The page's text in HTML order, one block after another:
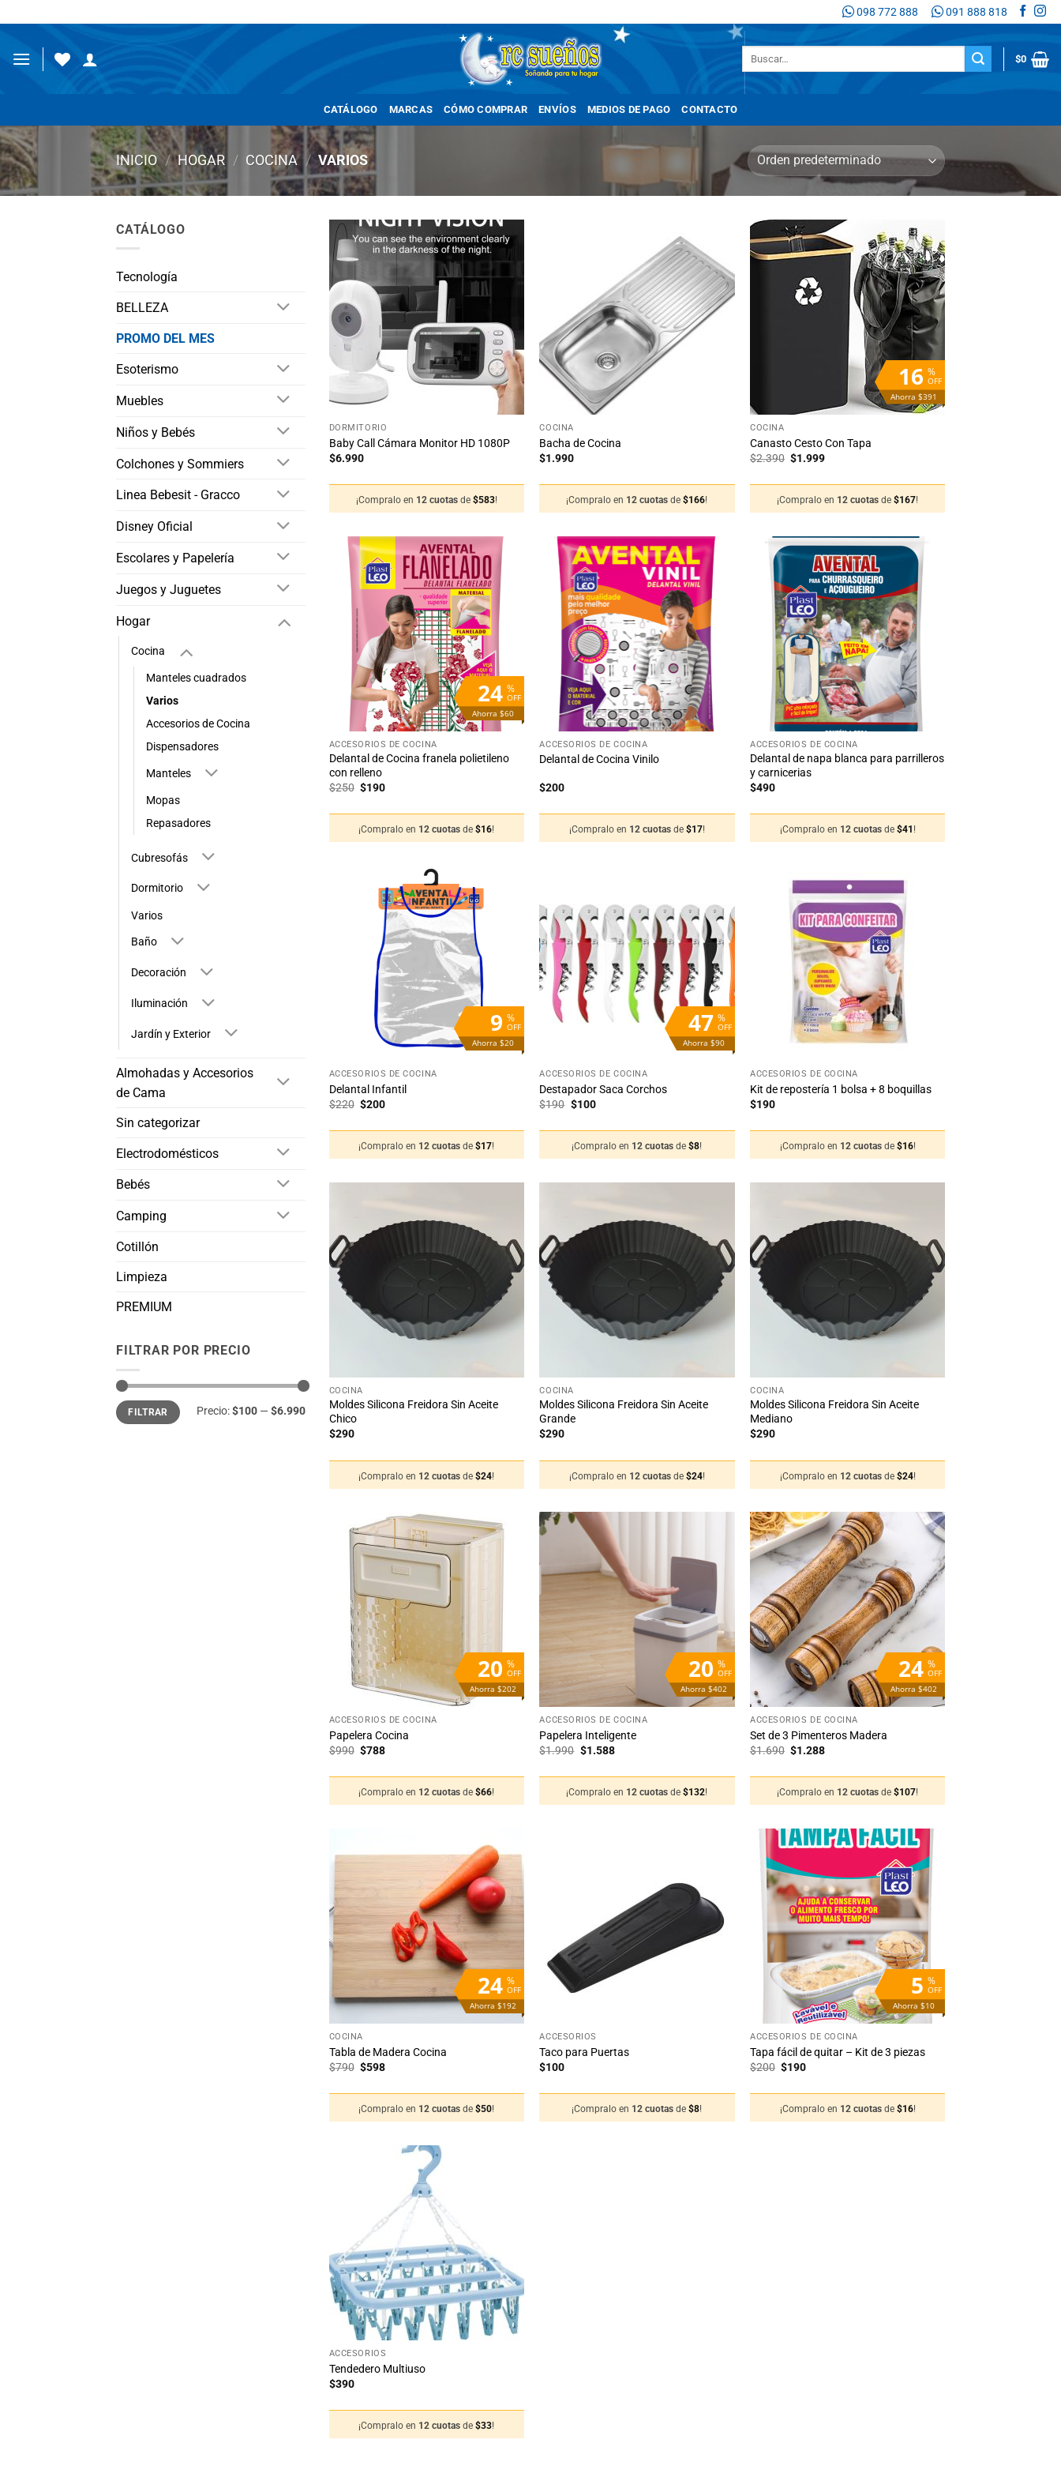
al
contenido
098 772 888 091 888 818
$0
CATÁLOGO MARCAS CÓMO COMPRAR ENVÍOS MEDIOS DE PAGO CONTACTO
INICIO / HOGAR / COCINA / VARIOS
CATÁLOGO
Tecnología
BELLEZA
PROMO DEL MES
Esoterismo
Muebles
Niños y Bebés
Colchones y Sommiers
Linea Bebesit - Gracco
Disney Oficial
Escolares y Papelería
Juegos y Juguetes
Hogar
Cocina
Manteles cuadrados
Varios
Accesorios de Cocina
Dispensadores
Manteles
Mopas
Repasadores
Cubresofás
Dormitorio
Varios
Baño
Decoración
Iluminación
Jardín y Exterior
Almohadas y Accesorios
de Cama
Sin categorizar
Electrodomésticos
Bebés
Camping
Cotillón
Limpieza
PREMIUM
FILTRAR POR PRECIO
Precio
mínimo
Precio
máximo
FILTRAR Precio:$100 — $6.990
Añadir
a la
DORMITORIO
Baby Call Cámara Monitor HD 1080P
$6.990
¡Compralo en 12 cuotas de $583!
Añadir
a la
lista
de
deseos
COCINA
Bacha de Cocina
$1.990
¡Compralo en 12 cuotasde$166!
%
OFF
16
Ahorra $391
Añadir
a la
lista
de
deseos
COCINA
Canasto Cesto Con Tapa
$2.390 El
$2.390.
$1.999El
$1.999.
¡Compralo en 12 cuotasde$167!
%
OFF
24
Ahorra $60
Añadir
a la
lista
de
deseos
+
ACCESORIOS DE COCINA
Delantal de Cocina franela polietileno
con relleno
$250 El
$250.
$190El
$190.
¡Compralo en 12 cuotasde$16!
Añadir
a la
lista
de
deseos
+
ACCESORIOS DE COCINA
Delantal de Cocina Vinilo
$200
¡Compralo en 12 cuotas de $17!
Añadir
a la
lista
de
deseos
ACCESORIOS DE COCINA
Delantal de napa blanca para parrilleros
y carnicerias
$490
¡Compralo en 12 cuotas de $41 !
%
OFF
9
Ahorra $20
Añadir
ACCESORIOS DE COCINA
Delantal Infantil
$220 El
$220.
$200El
$200.
¡Compralo en 12 cuotasde$17!
%
OFF
47
Ahorra $90
Añadir
a la
lista
de
deseos
ACCESORIOS DE COCINA
Destapador Saca Corchos
$190 El
$190.
$100El
$100.
¡Compralo en 12 cuotasde$8!
ACCESORIOS DE COCINA
Kit de repostería 1 bolsa + 8 boquillas
$190
¡Compralo en 12 cuotas de $16!
a la
lista
deseos
COCINA
Moldes Silicona Freidora Sin Aceite
Chico
$290
¡Compralo en 12 cuotasde$24!
a la
lista
deseos
COCINA
Moldes Silicona Freidora Sin Aceite
Grande
$290
¡Compralo en 12 cuotas de $24!
a la
lista
deseos
COCINA
Moldes Silicona Freidora Sin Aceite
Mediano
$290
¡Compralo en 12 cuotas de $24!
%
OFF
20
Ahorra $202
ACCESORIOS DE COCINA
Papelera Cocina
$990 El
$990.
$788El
$788.
¡Compralo en 12 cuotasde$66!
%
OFF
20
Ahorra $402
a la
deseos
+
ACCESORIOS DE COCINA
Papelera Inteligente
$1.990 El
$1.990.
$1.588El
$1.588.
¡Compralo en 12 cuotasde$132!
%
OFF
24
Ahorra $402
lista
de
deseos
ACCESORIOS DE COCINA
Set de 3 Pimenteros Madera
$1.690 El
$1.690.
$1.288El
$1.288.
¡Compralo en 12 cuotasde$107!
%
OFF
24
Ahorra $192
Añadir
a la
lista
de
deseos
+
COCINA
Tabla de Madera Cocina
$790 El
$790.
$598El
$598.
¡Compralo en 12 cuotasde$50!
lista
de
deseos
ACCESORIOS
Taco para Puertas
$100
¡Compralo en 12 cuotasde$8!
%
OFF
5
Ahorra $10
Añadir
a la
lista
de
deseos
ACCESORIOS DE COCINA
Tapa fácil de quitar – Kit de 3 piezas
$200 El
$200.
$190El
$190.
¡Compralo en 12 cuotas de $16!
+
ACCESORIOS
Tendedero Multiuso
$390
¡Compralo en 12 cuotasde$33!